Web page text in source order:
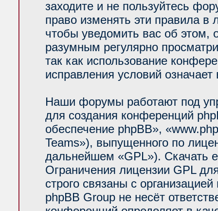
заходите и не пользуйтесь
право изменять эти правила
чтобы уведомить вас об
разумным регулярно
так как использование
исправления условий
Наши форумы работают под
для создания конференций
обеспечение phpBB»,
Teams»), выпущенного по
дальнейшем «GPL»). Скачать
Ограничения лицензии GPL
строго связаны с
phpBB Group не несёт